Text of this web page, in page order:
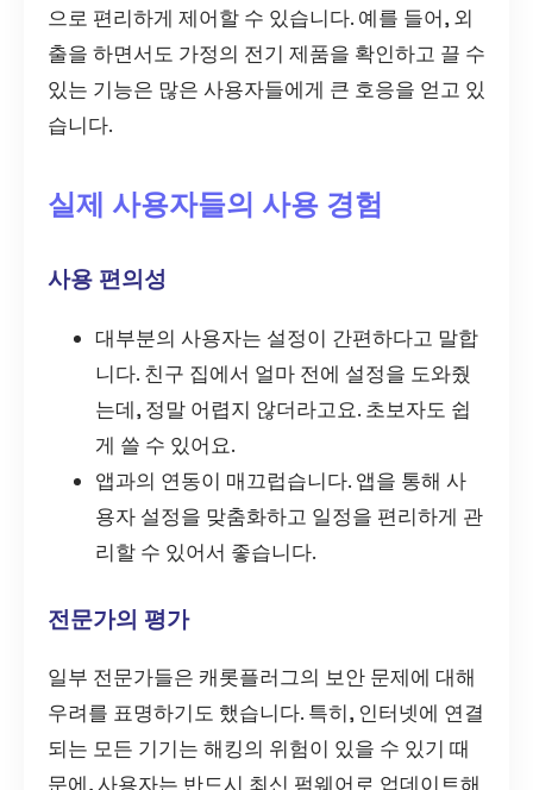
으로 편리하게 제어할 수 있습니다. 예를 들어, 외
출을 하면서도 가정의 전기 제품을 확인하고 끌 수
있는 기능은 많은 사용자들에게 큰 호응을 얻고 있
습니다.
실제 사용자들의 사용 경험
사용 편의성
대부분의 사용자는 설정이 간편하다고 말합
니다. 친구 집에서 얼마 전에 설정을 도와줬
는데, 정말 어렵지 않더라고요. 초보자도 쉽
게 쓸 수 있어요.
앱과의 연동이 매끄럽습니다. 앱을 통해 사
용자 설정을 맞춤화하고 일정을 편리하게 관
리할 수 있어서 좋습니다.
전문가의 평가
일부 전문가들은 캐롯플러그의 보안 문제에 대해
우려를 표명하기도 했습니다. 특히, 인터넷에 연결
되는 모든 기기는 해킹의 위험이 있을 수 있기 때
문에, 사용자는 반드시 최신 펌웨어로 업데이트해